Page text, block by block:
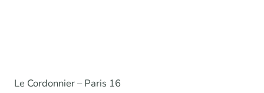
Le Cordonnier – Paris 16